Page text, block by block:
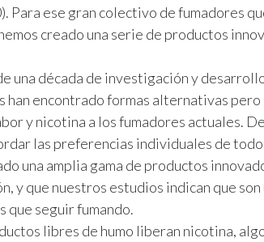
Para ese gran colectivo de fumadores
creado una serie de productos
una década de investigación y
han encontrado formas alternativas
y nicotina a los fumadores actuales.
las preferencias individuales de
una amplia gama de productos
y que nuestros estudios indican que
que seguir fumando.
libres de humo liberan nicotina,